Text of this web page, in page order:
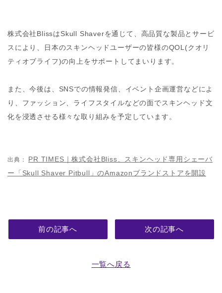
株式会社BlissはSkull Shaverを通じて、高品質な製品とサービ
スにより、日本のスキンヘッドユーザーの皆様のQOL(クオリ
ティオブライフ)の向上をサポートしてまいります。
また、今後は、SNSでの情報発信、イベント企画運営などによ
り、ファッション、ライフスタイルなどの面でスキンヘッド文
化を浸透させる様々な取り組みを予定しています。
出典： PR TIMES｜株式会社Bliss、スキンヘッド専用シェーバ
ー「Skull Shaver Pitbull」のAmazonブランドストアを開設
前の記事へ
一覧へ戻る
次の記事へ